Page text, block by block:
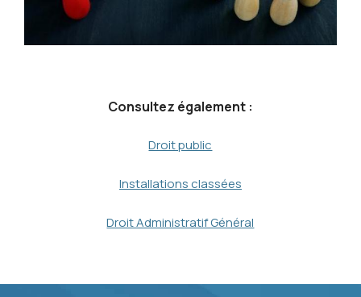
Consultez également :
Droit public
Installations classées
Droit Administratif Général